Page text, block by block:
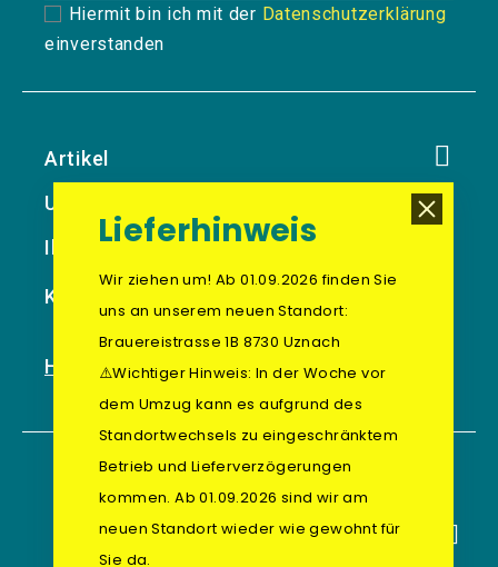
Hiermit bin ich mit der Datenschutzerklärung
einverstanden
Artikel
Unternehmen
Ihr Konto
Kontakt
Händlernetz
Lieferhinweis
Wir ziehen um! Ab 01.09.2026 finden Sie
uns an unserem neuen Standort:
Brauereistrasse 1B 8730 Uznach
⚠️Wichtiger Hinweis: In der Woche vor
dem Umzug kann es aufgrund des
Standortwechsels zu eingeschränktem
Betrieb und Lieferverzögerungen
kommen. Ab 01.09.2026 sind wir am
neuen Standort wieder wie gewohnt für
Sie da.